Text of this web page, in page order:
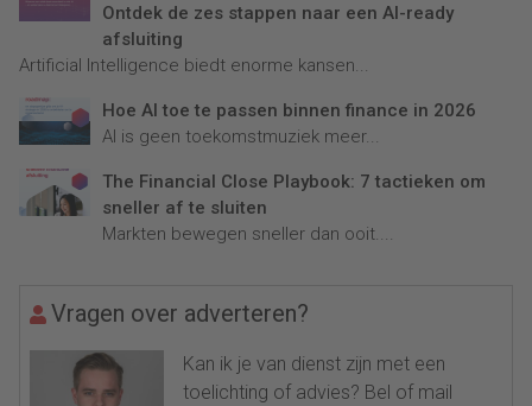
Ontdek de zes stappen naar een AI-ready
afsluiting
Artificial Intelligence biedt enorme kansen...
Hoe AI toe te passen binnen finance in 2026
AI is geen toekomstmuziek meer...
The Financial Close Playbook: 7 tactieken om
sneller af te sluiten
Markten bewegen sneller dan ooit....
Vragen over adverteren?
Kan ik je van dienst zijn met een
toelichting of advies? Bel of mail